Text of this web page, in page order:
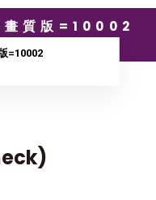
畫質版=10002
=10002